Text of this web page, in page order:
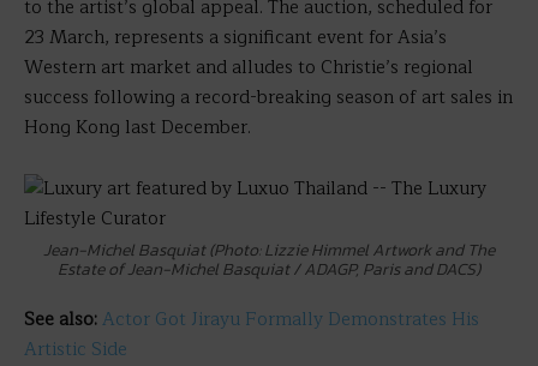
to the artist’s global appeal. The auction, scheduled for
23 March, represents a significant event for Asia’s
Western art market and alludes to Christie’s regional
success following a record-breaking season of art sales in
Hong Kong last December.
Jean-Michel Basquiat (Photo: Lizzie Himmel Artwork and The
Estate of Jean-Michel Basquiat / ADAGP, Paris and DACS)
See also:Actor Got Jirayu Formally Demonstrates His
Artistic Side